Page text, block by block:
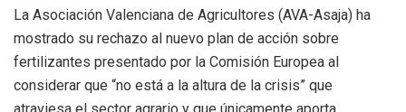
La Asociación Valenciana de Agricultores (AVA-Asaja) ha
mostrado su rechazo al nuevo plan de acción sobre
fertilizantes presentado por la Comisión Europea al
considerar que “no está a la altura de la crisis” que